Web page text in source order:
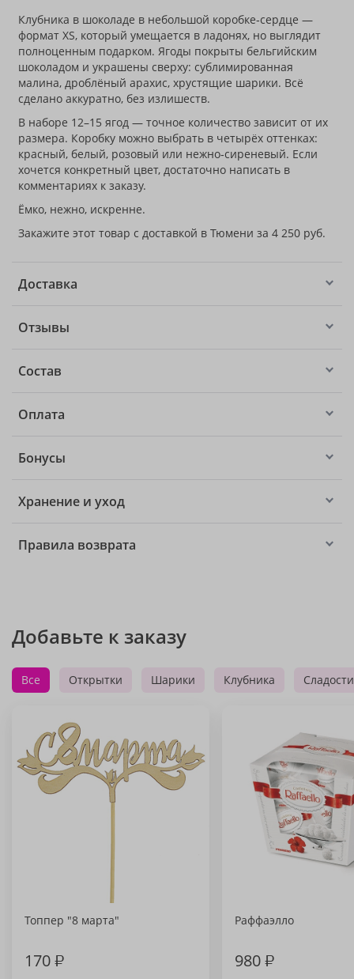
Клубника в шоколаде в небольшой коробке‑сердце —
формат XS, который умещается в ладонях, но выглядит
полноценным подарком. Ягоды покрыты бельгийским
шоколадом и украшены сверху: сублимированная
малина, дроблёный арахис, хрустящие шарики. Всё
сделано аккуратно, без излишеств.
В наборе 12–15 ягод — точное количество зависит от их
размера. Коробку можно выбрать в четырёх оттенках:
красный, белый, розовый или нежно‑сиреневый. Если
хочется конкретный цвет, достаточно написать в
комментариях к заказу.
Ёмко, нежно, искренне.
Закажите этот товар с доставкой в Тюмени за 4 250 руб.
Доставка
Отзывы
Состав
Оплата
Бонусы
Хранение и уход
Правила возврата
Добавьте к заказу
Все Открытки Шарики Клубника Сладости
Топпер "8 марта"
170₽
Раффаэлло
980₽